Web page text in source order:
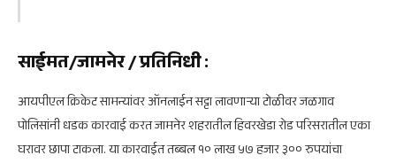
साईमत/जामनेर / प्रतिनिधी:
आयपीएल क्रिकेट सामन्यांवर ऑनलाईन सट्टा लावणाऱ्या टोळीवर जळगाव
पोलिसांनी धडक कारवाई करत जामनेर शहरातील हिवरखेडा रोड परिसरातील एका
घरावर छापा टाकला. या कारवाईत तब्बल १० लाख ५७ हजार ३०० रुपयांचा